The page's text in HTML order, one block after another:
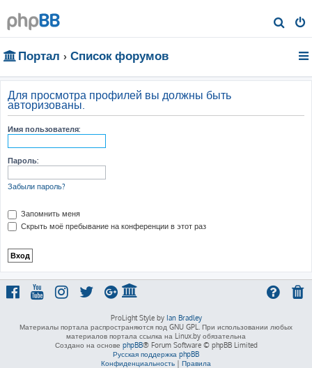
о
Портал Список форумов
Для просмотра профилей вы должны быть
авторизованы.
Имя пользователя:
Пароль:
Забыли пароль?
Запомнить меня
Скрыть моё пребывание на конференции в этот раз
ProLight Style by Ian Bradley
Материалы портала распространяются под GNU GPL. При использовании любых
материалов портала ссылка на Linux.by обязательна
Создано на основе phpBB® Forum Software © phpBB Limited
Русская поддержка phpBB
Конфиденциальность | Правила